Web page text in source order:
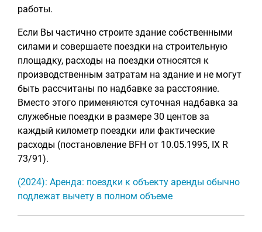
работы.
Если Вы частично строите здание собственными
силами и совершаете поездки на строительную
площадку, расходы на поездки относятся к
производственным затратам на здание и не могут
быть рассчитаны по надбавке за расстояние.
Вместо этого применяются суточная надбавка за
служебные поездки в размере 30 центов за
каждый километр поездки или фактические
расходы (постановление BFH от 10.05.1995, IX R
73/91).
(2024): Аренда: поездки к объекту аренды обычно
подлежат вычету в полном объеме